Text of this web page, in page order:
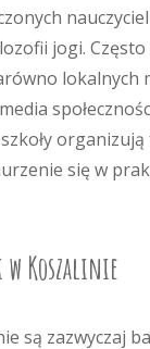
jogi.
lokalnych
się w
w Koszalinie
są zazwyczaj